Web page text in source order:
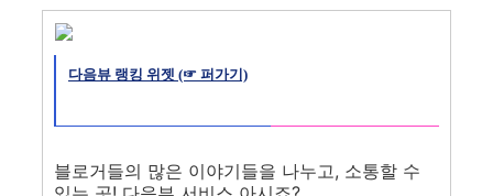
다음뷰 랭킹 위젯 (☞ 퍼가기)
블로거들의 많은 이야기들을 나누고, 소통할 수